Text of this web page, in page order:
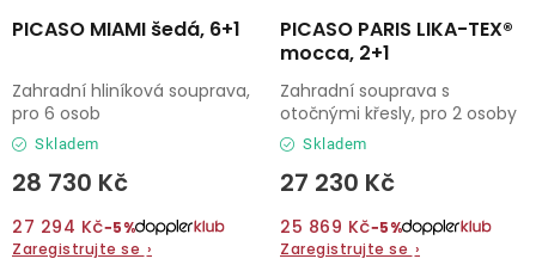
PICASO MIAMI šedá, 6+1
Skladem
28 730 Kč
27 294 Kč−5%
Zaregistrujte se ›
Zahradní hliníková souprava,
pro 6 osob
PICASO PARIS LIKA-TEX®
mocca, 2+1
Skladem
27 230 Kč
25 869 Kč−5%
Zaregistrujte se ›
Zahradní souprava s
otočnými křesly, pro 2 osoby